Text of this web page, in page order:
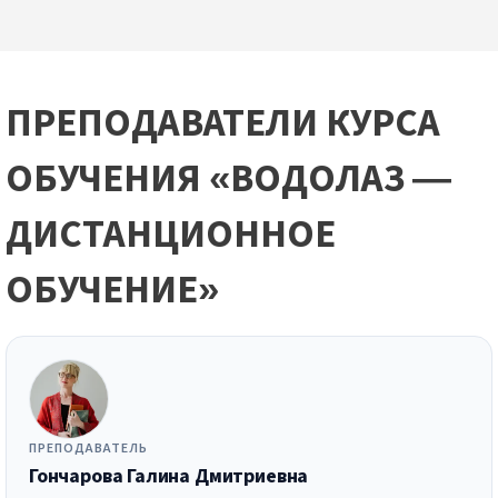
ПРЕПОДАВАТЕЛИ КУРСА
ОБУЧЕНИЯ «ВОДОЛАЗ —
ДИСТАНЦИОННОЕ
ОБУЧЕНИЕ»
ПРЕПОДАВАТЕЛЬ
Гончарова Галина Дмитриевна